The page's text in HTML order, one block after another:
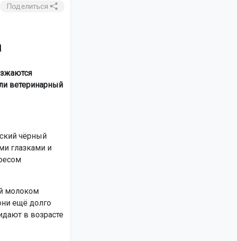
Поделиться
ветеринарный
чёрный
глазками и
молоком
ещё долго
в возрасте